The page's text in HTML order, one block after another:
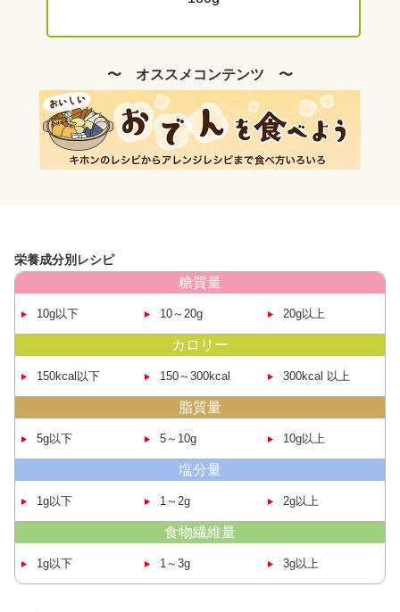
〜 オススメコンテンツ 〜
栄養成分別レシピ
糖質量
10g以下 10～20g 20g以上
カロリー
150kcal 以下 150～ 300kcal 300kcal 以上
脂質量
5g以下 5～10g 10g以上
塩分量
1g以下 1～2g 2g以上
食物繊維量
1g以下 1～3g 3g以上